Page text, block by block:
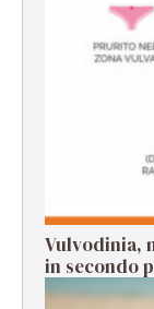
Vulvodinia,
in secondo